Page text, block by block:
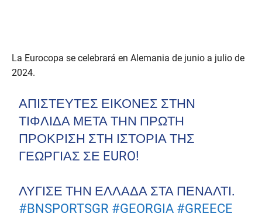
La Eurocopa se celebrará en Alemania de junio a julio de
2024.
ΑΠΊΣΤΕΥΤΕΣ ΕΙΚΌΝΕΣ ΣΤΗΝ
ΤΙΦΛΊΔΑ ΜΕΤΆ ΤΗΝ ΠΡΏΤΗ
ΠΡΌΚΡΙΣΗ ΣΤΗ ΙΣΤΟΡΊΑ ΤΗΣ
ΓΕΩΡΓΊΑΣ ΣΕ EURO!
ΛΎΓΙΣΕ ΤΗΝ ΕΛΛΆΔΑ ΣΤΑ ΠΈΝΑΛΤΙ.
#BNSPORTSGR #GEORGIA #GREECE